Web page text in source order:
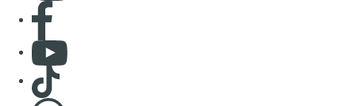
Consulter page Facebook
Consulter Youtube
Consulter TikTok